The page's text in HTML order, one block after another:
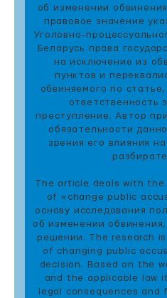
об изменении
правовое значение
Уголовно-
Беларусь права
на исключение из
пунктов и
обвиняемого по
ответственность
преступление. Автор
обязательности
зрения его влияния
The article deals with
of «change public
основу исследования
об изменении
решении. The research
of changing public
decision. Based on the
and the applicable law
legal consequences